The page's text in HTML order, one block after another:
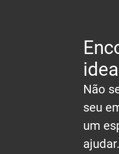
Não
seu
um
ajudar.